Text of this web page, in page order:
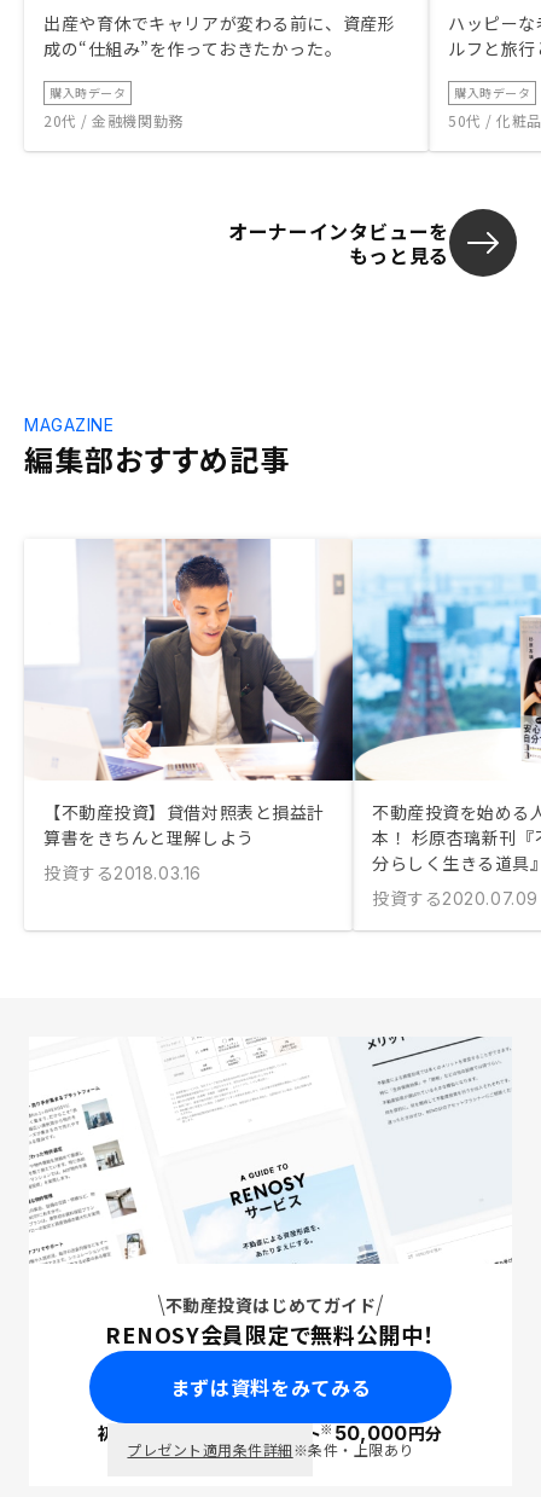
出産や育休でキャリアが変わる前に、資産形
成の“仕組み”を作っておきたかった。
購入時データ
20代 / 金融機関勤務
ハッピー
ルフと旅
購入時データ
50代 / 化粧
オーナーインタビューを
もっと見る
編集部おすすめ記事
MAGAZINE
【不動産投資】貸借対照表と損益計
算書をきちんと理解しよう
投資する2018.03.16
不動産投資を始める
本！ 杉原杏璃新刊
分らしく生きる道具
投資する2020.07.09
不動産投資はじめてガイド
RENOSY会員限定で無料公開中！
まずは資料をみてみる
初回面談で ポイント※50,000円分
プレゼント適用条件詳細※条件・上限あり